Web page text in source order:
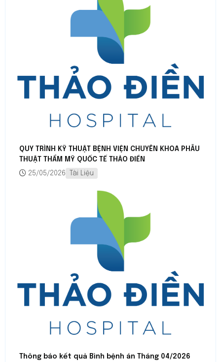
QUY TRÌNH KỸ THUẬT BỆNH VIỆN CHUYÊN KHOA PHẪU
THUẬT THẨM MỸ QUỐC TẾ THẢO ĐIỀN
25/05/2026
Tài Liệu
Thông báo kết quả Bình bệnh án Tháng 04/2026